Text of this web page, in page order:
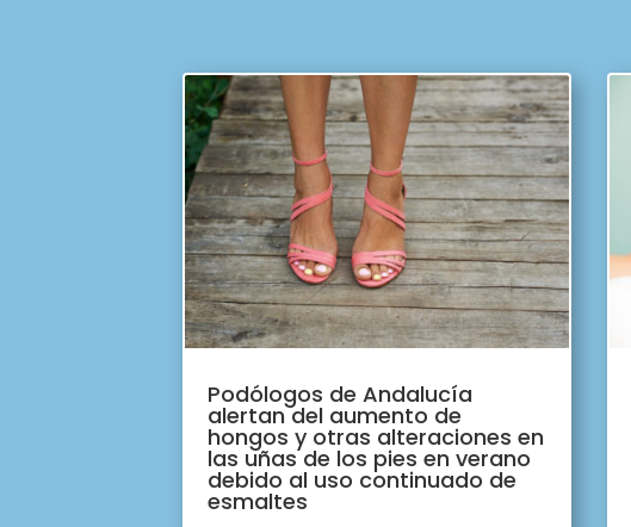
Podólogos de Andalucía
alertan del aumento de
hongos y otras alteraciones en
las uñas de los pies en verano
debido al uso continuado de
esmaltes